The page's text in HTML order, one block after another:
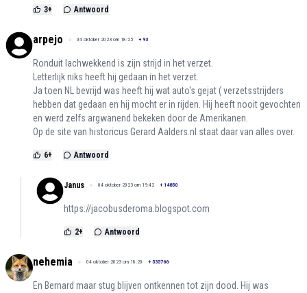
3+ Antwoord
arpejo 04 oktober 2023 om 18:25 + 93
Ronduit lachwekkend is zijn strijd in het verzet.
Letterlijk niks heeft hij gedaan in het verzet.
Ja toen NL bevrijd was heeft hij wat auto's gejat ( verzetsstrijders
hebben dat gedaan en hij mocht er in rijden. Hij heeft nooit gevochten
en werd zelfs argwanend bekeken door de Amerikanen.
Op de site van historicus Gerard Aalders.nl staat daar van alles over.
6+ Antwoord
Janus 04 oktober 2023 om 19:42 + 14850
https://jacobusderoma.blogspot.com
2+ Antwoord
nehemia 04 oktober 2023 om 18:20 + 535766
En Bernard maar stug blijven ontkennen tot zijn dood. Hij was